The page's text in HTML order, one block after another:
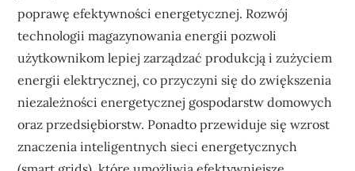
poprawę efektywności energetycznej. Rozwój
technologii magazynowania energii pozwoli
użytkownikom lepiej zarządzać produkcją i zużyciem
energii elektrycznej, co przyczyni się do zwiększenia
niezależności energetycznej gospodarstw domowych
oraz przedsiębiorstw. Ponadto przewiduje się wzrost
znaczenia inteligentnych sieci energetycznych